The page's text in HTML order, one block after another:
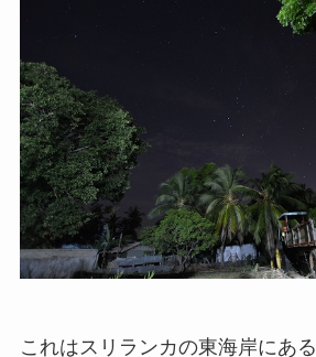
これはスリランカの東海岸にある